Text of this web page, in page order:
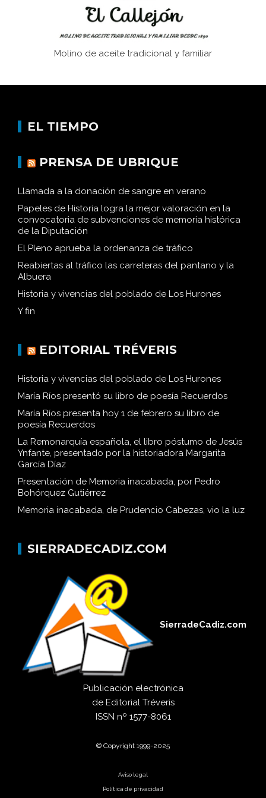
Molino de aceite tradicional y familiar
EL TIEMPO
PRENSA DE UBRIQUE
Llamada a la donación de sangre en verano
Papeles de Historia logra la mejor valoración en la
convocatoria de subvenciones de memoria histórica
de la Diputación
El Pleno aprueba la ordenanza de tráfico
Reabiertas al tráfico las carreteras del pantano y la
Albuera
Historia y vivencias del poblado de Los Hurones
Y fin
EDITORIAL TRÉVERIS
Historia y vivencias del poblado de Los Hurones
María Ríos presentó su libro de poesía Recuerdos
María Ríos presenta hoy 1 de febrero su libro de
poesía Recuerdos
La Remonarquía española, el libro póstumo de Jesús
Ynfante, presentado por la historiadora Margarita
García Díaz
Presentación de Memoria inacabada, por Pedro
Bohórquez Gutiérrez
Memoria inacabada, de Prudencio Cabezas, vio la luz
SIERRADECADIZ.COM
SierradeCadiz.com
Publicación electrónica
de Editorial Tréveris
ISSN nº 1577-8061
© Copyright 1999-2025
Aviso legal
Política de privacidad